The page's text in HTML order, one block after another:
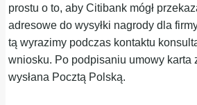
prostu o to, aby Citibank mógł
adresowe do wysyłki nagrody dla
tą wyrazimy podczas kontaktu
wniosku. Po podpisaniu umowy karta
wysłana Pocztą Polską.